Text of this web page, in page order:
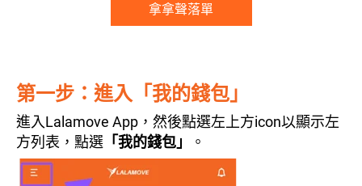
拿拿聲落單
第一步：進入「我的錢包」
進入Lalamove App，然後點選左上方icon以顯示左
方列表，點選 「我的錢包」 。